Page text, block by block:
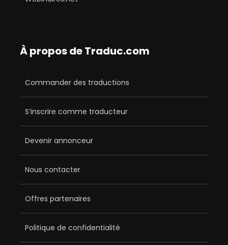
À propos de Traduc.com
Commander des traductions
S’inscrire comme traducteur
Devenir annonceur
Nous contacter
Offres partenaires
Politique de confidentialité